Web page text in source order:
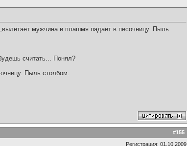
мужчина и плашмя падает в песочницу. Пыль
считать... Понял?
Пыль столбом.
#155
Регистрация: 01.10.2009